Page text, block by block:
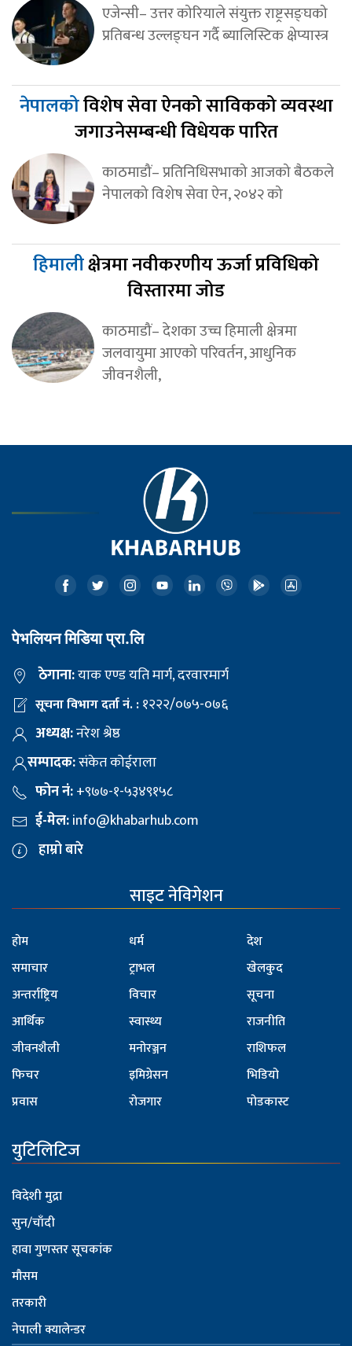
एजेन्सी– उत्तर कोरियाले संयुक्त राष्ट्रसङ्घको
प्रतिबन्ध उल्लङ्घन गर्दै ब्यालिस्टिक क्षेप्यास्त्र
नेपालकोविशेष सेवा ऐनको साविकको व्यवस्था
जगाउनेसम्बन्धी विधेयक पारित
काठमाडौं– प्रतिनिधिसभाको आजको बैठकले
नेपालको विशेष सेवा ऐन, २०४२ को
हिमालीक्षेत्रमा नवीकरणीय ऊर्जा प्रविधिको
विस्तारमा जोड
काठमाडौं– देशका उच्च हिमाली क्षेत्रमा
जलवायुमा आएको परिवर्तन, आधुनिक
जीवनशैली,
पेभलियन मिडिया प्रा.लि
ठेगाना:याक एण्ड यति मार्ग, दरवारमार्ग
सूचना विभाग दर्ता नं. :१२२२/०७५-०७६
अध्यक्ष:नरेश श्रेष्ठ
सम्पादक:संकेत कोईराला
फोन नं:+९७७-१-५३४९१५८
ई-मेल:info@khabarhub.com
हाम्रो बारे
साइट नेविगेशन
होम
समाचार
अन्तर्राष्ट्रिय
आर्थिक
जीवनशैली
फिचर
प्रवास
धर्म
ट्राभल
विचार
स्वास्थ्य
मनोरञ्जन
इमिग्रेसन
रोजगार
देश
खेलकुद
सूचना
राजनीति
राशिफल
भिडियो
पोडकास्ट
युटिलिटिज
विदेशी मुद्रा
सुन/चाँदी
हावा गुणस्तर सूचकांक
मौसम
तरकारी
नेपाली क्यालेन्डर